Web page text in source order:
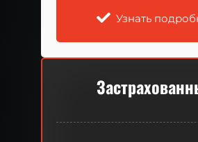
Узнать
Узнать